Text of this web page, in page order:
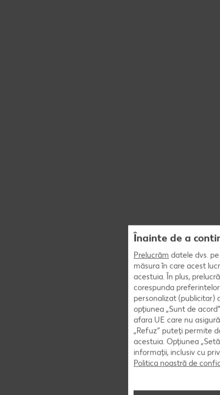
Înainte de a
Prelucrăm datele dvs.
măsura în care acest
acestuia. În plus,
corespunda
personalizat (publicitar)
opțiunea „Sunt de
afara UE care nu
„Refuz” puteți permite
acestuia. Opțiunea
informații, inclusiv cu
Politica noastră de